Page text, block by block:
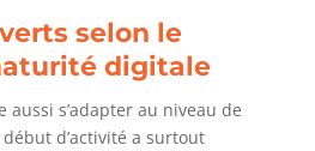
selon le
digitale
aussi s’adapter au niveau de
d’activité a surtout